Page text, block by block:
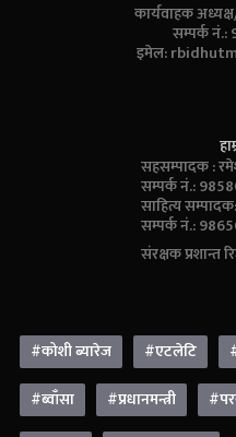
कार्यवाहक
सम्पर्क
इमेल:
सहसम्पादक :
सम्पर्क नं.:
साहित्य
सम्पर्क नं.:
संरक्षक प्रशान्त
#कोशी ब्यारेज #एटलेटि
#ब्वाँसा
#प्रधानमन्त्री